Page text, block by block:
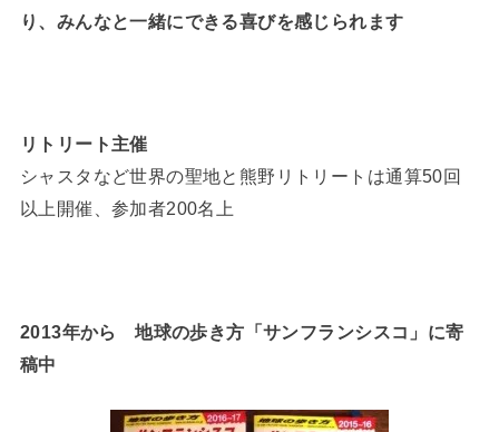
り、みんなと一緒にできる喜びを感じられます
リトリート主催
シャスタなど世界の聖地と熊野リトリートは通算50回
以上開催、参加者200名上
2013年から 地球の歩き方「サンフランシスコ」に寄
稿中